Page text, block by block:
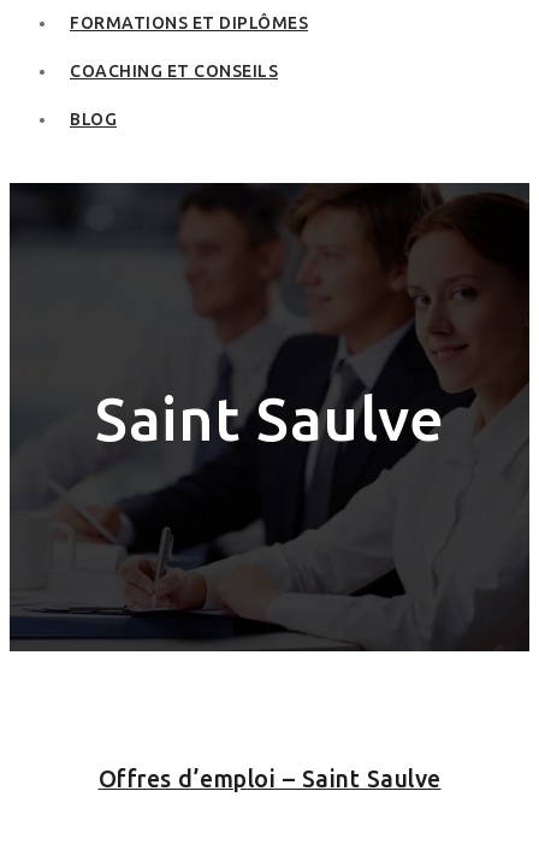
FORMATIONS ET DIPLÔMES
COACHING ET CONSEILS
BLOG
Saint Saulve
Offres d’emploi – Saint Saulve